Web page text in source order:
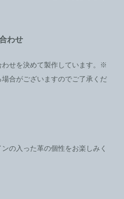
わせ
せを決めて製作しています。※
合がございますのでご了承くだ
の入った革の個性をお楽しみく